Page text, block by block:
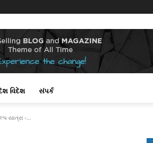
વિદેશ સંપર્ક
યાત્રા -...